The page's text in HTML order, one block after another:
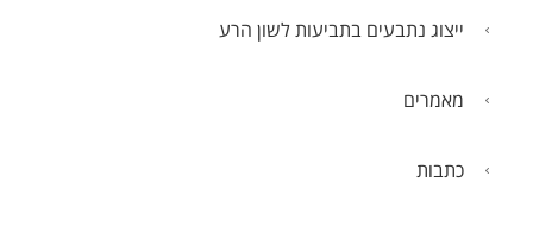
ייצוג נתבעים בתביעות לשון הרע
מאמרים
כתבות